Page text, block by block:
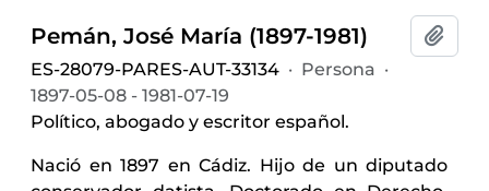
Pemán, José María (1897-1981)
ES-28079-PARES-AUT-33134 · Persona ·
1897-05-08 - 1981-07-19
Político, abogado y escritor español.
Nació en 1897 en Cádiz. Hijo de un diputado